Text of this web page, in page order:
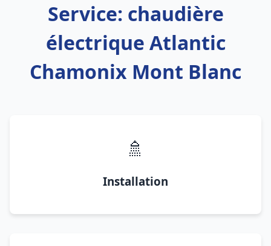
Service: chaudière
électrique Atlantic
Chamonix Mont Blanc
🚿
Installation